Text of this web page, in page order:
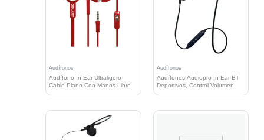
Audífonos
Audífono In-Ear Ultraligero
Cable Plano Con Manos Libre
Audífonos
Audífonos Audiopro In-Ear BT
Deportivos, Control Volumen